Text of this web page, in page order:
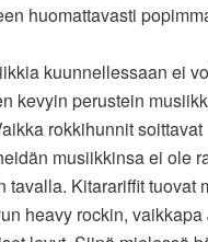
huomattavasti
kuunnellessaan ei
kevyin perustein
rokkihunnit soittavat
musiikkinsa ei ole
tavalla. Kitarariffit tuovat
heavy rockin, vaikkapa